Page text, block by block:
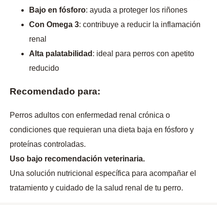
Bajo en fósforo: ayuda a proteger los riñones
Con Omega 3: contribuye a reducir la inflamación
renal
Alta palatabilidad : ideal para perros con apetito
reducido
Recomendado para:
Perros adultos con enfermedad renal crónica o
condiciones que requieran una dieta baja en fósforo y
proteínas controladas.
Uso bajo recomendación veterinaria.
Una solución nutricional específica para acompañar el
tratamiento y cuidado de la salud renal de tu perro.